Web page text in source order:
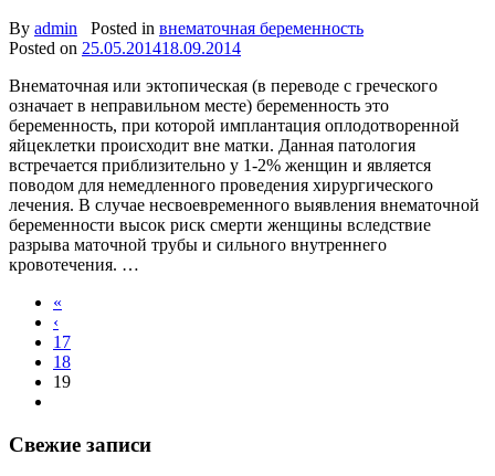
By admin Posted in внематочная беременность
Posted on 25.05.201418.09.2014
Внематочная или эктопическая (в переводе с греческого
означает в неправильном месте) беременность это
беременность, при которой имплантация оплодотворенной
яйцеклетки происходит вне матки. Данная патология
встречается приблизительно у 1-2% женщин и является
поводом для немедленного проведения хирургического
лечения. В случае несвоевременного выявления внематочной
беременности высок риск смерти женщины вследствие
разрыва маточной трубы и сильного внутреннего
кровотечения. …
«
‹
17
18
19
Свежие записи